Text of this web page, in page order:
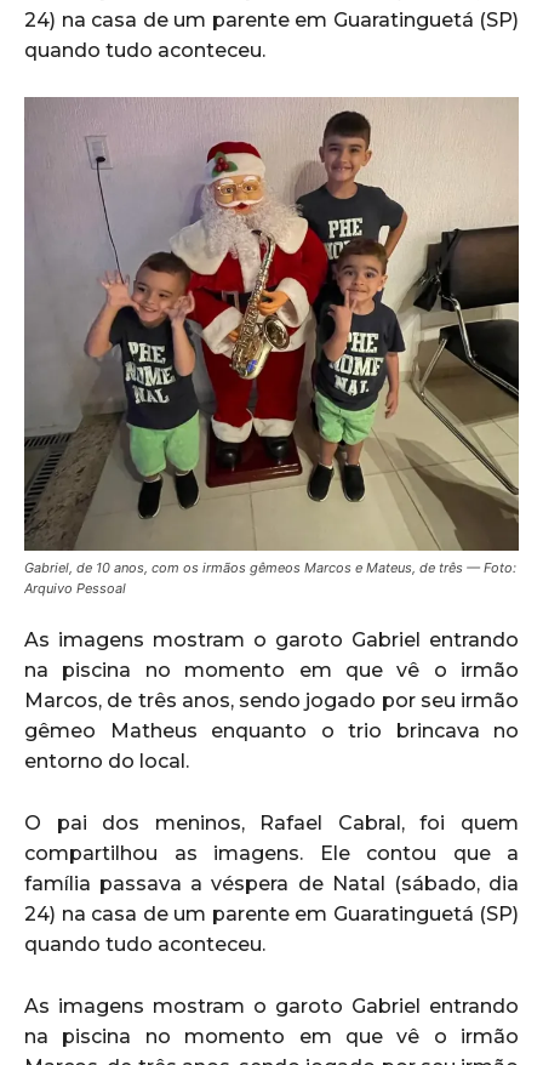
24) na casa de um parente em Guaratinguetá (SP)
quando tudo aconteceu.
Gabriel, de 10 anos, com os irmãos gêmeos Marcos e Mateus, de três — Foto:
Arquivo Pessoal
As imagens mostram o garoto Gabriel entrando
na piscina no momento em que vê o irmão
Marcos, de três anos, sendo jogado por seu irmão
gêmeo Matheus enquanto o trio brincava no
entorno do local.
O pai dos meninos, Rafael Cabral, foi quem
compartilhou as imagens. Ele contou que a
família passava a véspera de Natal (sábado, dia
24) na casa de um parente em Guaratinguetá (SP)
quando tudo aconteceu.
As imagens mostram o garoto Gabriel entrando
na piscina no momento em que vê o irmão